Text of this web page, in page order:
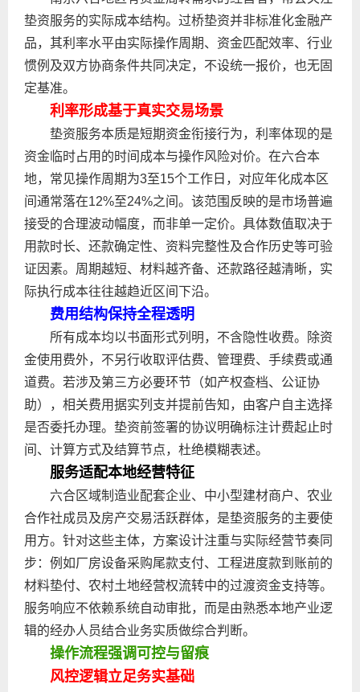
垫资服务的实际成本结构。过桥垫资并非标准化金融产
品，其利率水平由实际操作周期、资金匹配效率、行业
惯例及双方协商条件共同决定，不设统一报价，也无固
定基准。
利率形成基于真实交易场景
垫资服务本质是短期资金衔接行为，利率体现的是
资金临时占用的时间成本与操作风险对价。在六合本
地，常见操作周期为3至15个工作日，对应年化成本区
间通常落在12%至24%之间。该范围反映的是市场普遍
接受的合理波动幅度，而非单一定价。具体数值取决于
用款时长、还款确定性、资料完整性及合作历史等可验
证因素。周期越短、材料越齐备、还款路径越清晰，实
际执行成本往往越趋近区间下沿。
费用结构保持全程透明
所有成本均以书面形式列明，不含隐性收费。除资
金使用费外，不另行收取评估费、管理费、手续费或通
道费。若涉及第三方必要环节（如产权查档、公证协
助），相关费用据实列支并提前告知，由客户自主选择
是否委托办理。垫资前签署的协议明确标注计费起止时
间、计算方式及结算节点，杜绝模糊表述。
服务适配本地经营特征
六合区域制造业配套企业、中小型建材商户、农业
合作社成员及房产交易活跃群体，是垫资服务的主要使
用方。针对这些主体，方案设计注重与实际经营节奏同
步：例如厂房设备采购尾款支付、工程进度款到账前的
材料垫付、农村土地经营权流转中的过渡资金支持等。
服务响应不依赖系统自动审批，而是由熟悉本地产业逻
辑的经办人员结合业务实质做综合判断。
操作流程强调可控与留痕
风控逻辑立足务实基础